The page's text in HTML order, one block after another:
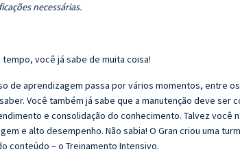
necessárias.
você já sabe de muita coisa!
de aprendizagem passa por vários momentos, entre
Você também já sabe que a manutenção deve ser
e consolidação do conhecimento. Talvez você
e alto desempenho. Não sabia! O Gran criou uma
conteúdo – o Treinamento Intensivo.